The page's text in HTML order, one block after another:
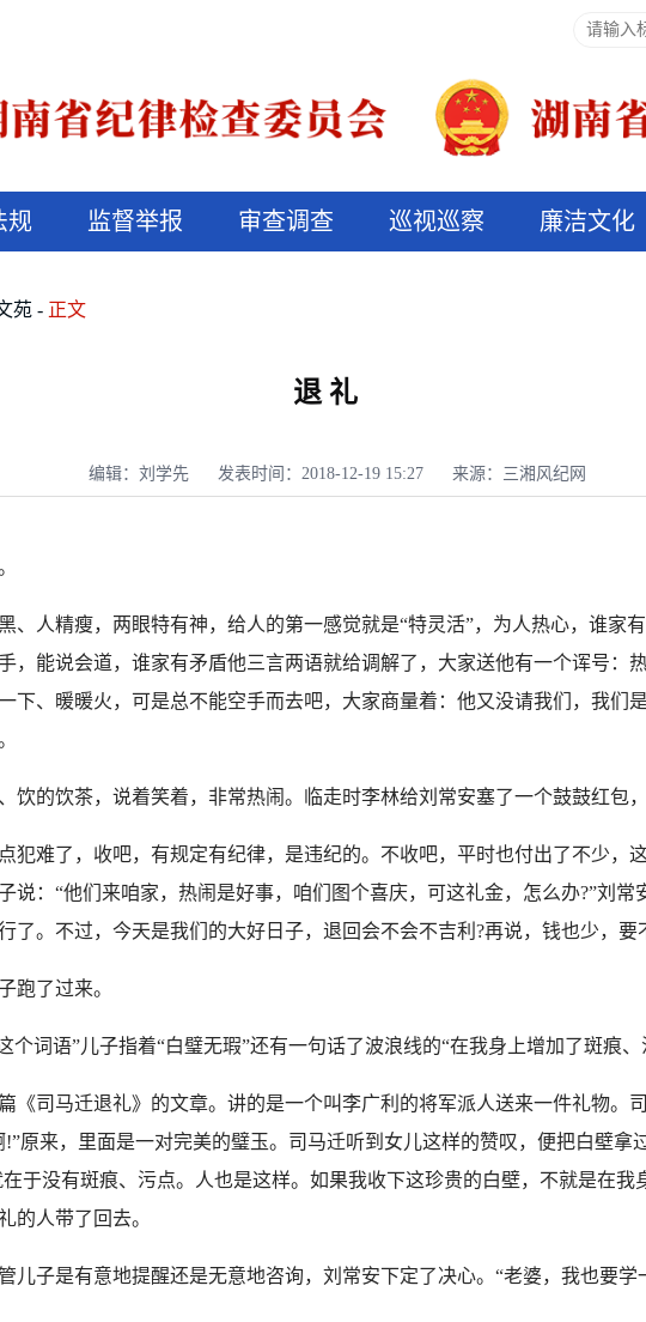
规 监督举报 审查调查 巡视巡察 廉洁文化
苑 正文
退 礼
编辑：刘学先 发表时间：2018-12-19 15:27 来源：三湘风纪网
人精瘦，两眼特有神，给人的第一感觉就是“特灵活”，为人热心，谁家
，能说会道，谁家有矛盾他三言两语就给调解了，大家送他有一个诨号：
下、暖暖火，可是总不能空手而去吧，大家商量着：他又没请我们，我们
的饮茶，说着笑着，非常热闹。临走时李林给刘常安塞了一个鼓鼓红包，
难了，收吧，有规定有纪律，是违纪的。不收吧，平时也付出了不少，
说：“他们来咱家，热闹是好事，咱们图个喜庆，可这礼金，怎么办?”刘
了。不过，今天是我们的大好日子，退回会不会不吉利?再说，钱也少，要
了过来。
词语”儿子指着“白璧无瑕”还有一句话了波浪线的“在我身上增加了斑痕、
司马迁退礼》的文章。讲的是一个叫李广利的将军派人送来一件礼物。
原来，里面是一对完美的璧玉。司马迁听到女儿这样的赞叹，便把白壁拿
于没有斑痕、污点。人也是这样。如果我收下这珍贵的白壁，不就是在我
的人带了回去。
子是有意地提醒还是无意地咨询，刘常安下定了决心。“老婆，我也要学